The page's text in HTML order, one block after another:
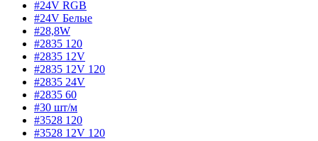
#24V RGB
#24V Белые
#28,8W
#2835 120
#2835 12V
#2835 12V 120
#2835 24V
#2835 60
#30 шт/м
#3528 120
#3528 12V 120